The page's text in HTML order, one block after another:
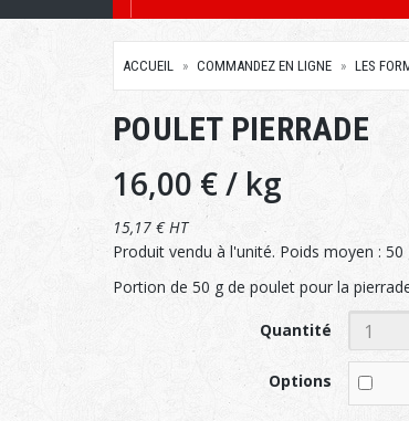
ACCUEIL COMMANDEZ EN LIGNE LES
POULET PIERRADE
16,00 €/ kg
15,17 € HT
Produit vendu à l'unité. Poids moyen : 50
Portion de 50 g de poulet pour la
Quantité
Options